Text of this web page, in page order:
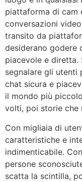
piattaforma di cam
conversazioni
transito da
desiderano godere
piacevole e diretta.
segnalare gli utenti
chat sicura e
il mondo più
volti, poi storie che
Con migliaia di
caratteristiche e
indimenticabile.
persone
scatta la scintilla,